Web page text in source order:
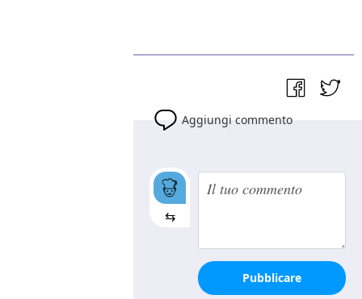
Aggiungi commento
⇆
Pubblicare